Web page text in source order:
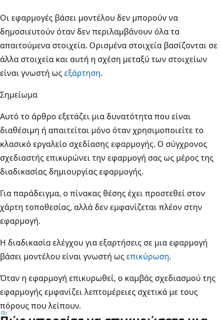
Οι εφαρμογές βάσει μοντέλου δεν μπορούν να
δημοσιευτούν όταν δεν περιλαμβάνουν όλα τα
απαιτούμενα στοιχεία. Ορισμένα στοιχεία βασίζονται σε
άλλα στοιχεία και αυτή η σχέση μεταξύ των στοιχείων
είναι γνωστή ωςεξάρτηση.
Σημείωμα
Αυτό το άρθρο εξετάζει μια δυνατότητα που είναι
διαθέσιμη ή απαιτείται μόνο όταν χρησιμοποιείτε το
κλασικό εργαλείο σχεδίασης εφαρμογής. Ο σύγχρονος
σχεδιαστής επικυρώνει την εφαρμογή σας ως μέρος της
διαδικασίας δημιουργίας εφαρμογής.
Για παράδειγμα, ο πίνακας θέσης έχει προστεθεί στον
χάρτη τοποθεσίας, αλλά δεν εμφανίζεται πλέον στην
εφαρμογή.
Η διαδικασία ελέγχου για εξαρτήσεις σε μια εφαρμογή
βάσει μοντέλου είναι γνωστή ωςεπικύρωση.
Όταν η εφαρμογή επικυρωθεί, ο καμβάς σχεδιασμού της
εφαρμογής εμφανίζει λεπτομέρειες σχετικά με τους
πόρους που λείπουν.